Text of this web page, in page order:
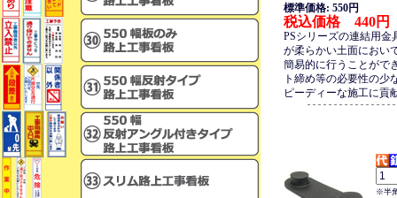
標準価格: 550円
税込価格 440円
PSシリーズの連結用金
が柔らかい土面におい
簡易的に行うことがで
ト締め等の必要性の少
ピーディーな施工に貢
※半